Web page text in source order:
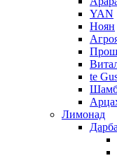
YAN
Ноян
te
Лимонад